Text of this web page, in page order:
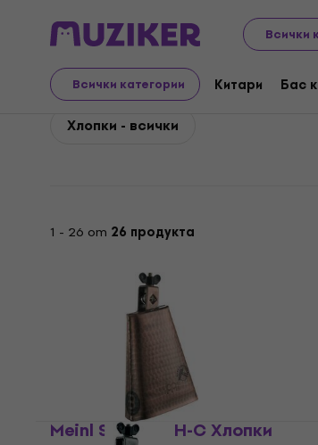
Всички
Всички категории Китари Бас
Meinl Ударни инструменти Перкусии
Meinl Хлопки
Хлопки - всички
1 - 26 от 26 продукта
Meinl STB625HH-C Хлопки